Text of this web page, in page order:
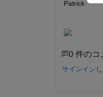
Patrick
0 件のコ
サインインし